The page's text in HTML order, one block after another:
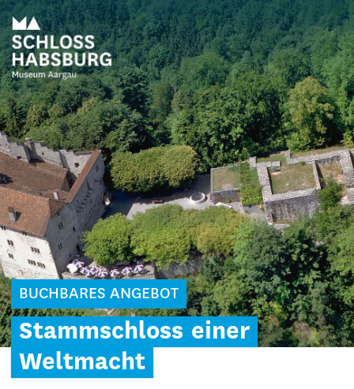
BUCHBARES ANGEBOT
Stammschloss einer
Weltmacht